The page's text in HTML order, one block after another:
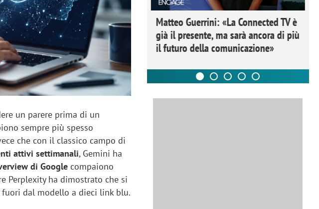
un parere prima di un
sempre più spesso
che con il classico campo di
attivi settimanali, Gemini ha
di Google compaiono
Perplexity ha dimostrato che si
dal modello a dieci link blu.
agli eventi: come la
Kicè punta a eliminare lo
di relazioni"
Matteo Guerrini: «La Connected TV è
già il presente, ma sarà ancora di più
il futuro della comunicazione»